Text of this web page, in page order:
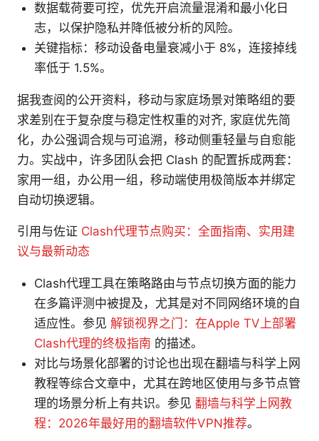
数据载荷要可控，优先开启流量混淆和最小化日
志，以保护隐私并降低被分析的风险。
关键指标：移动设备电量衰减小于 8%，连接掉线
率低于 1.5%。
据我查阅的公开资料，移动与家庭场景对策略组的要
求差别在于复杂度与稳定性权重的对齐, 家庭优先简
化，办公强调合规与可追溯，移动侧重轻量与自愈能
力。实战中，许多团队会把 Clash 的配置拆成两套：
家用一组，办公用一组，移动端使用极简版本并绑定
自动切换逻辑。
引用与佐证 Clash代理节点购买：全面指南、实用建
议与最新动态
Clash代理工具在策略路由与节点切换方面的能力
在多篇评测中被提及，尤其是对不同网络环境的自
适应性。参见 解锁视界之门：在Apple TV上部署
Clash代理的终极指南 的描述。
对比与场景化部署的讨论也出现在翻墙与科学上网
教程等综合文章中，尤其在跨地区使用与多节点管
理的场景分析上有共识。参见 翻墙与科学上网教
程：2026年最好用的翻墙软件VPN推荐。